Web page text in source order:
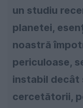
un studiu
planetei,
noastră
periculoase,
instabil decât
cercetătorii,